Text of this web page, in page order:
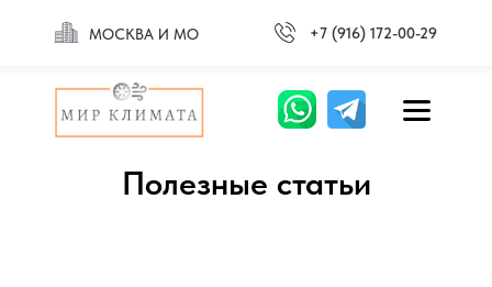
МОСКВА И МО +7 (916) 172-00-29
Полезные статьи